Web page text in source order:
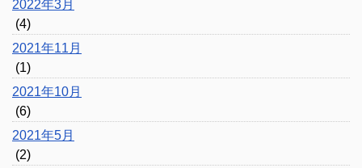
2022年3月
(4)
2021年11月
(1)
2021年10月
(6)
2021年5月
(2)